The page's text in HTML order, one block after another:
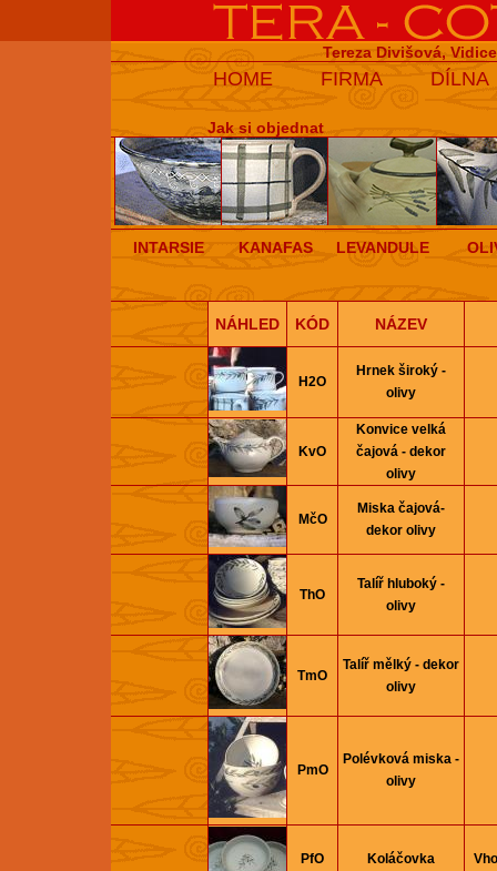
Tereza Divišová,
HOME FIRMA DÍLNA
Jak si objednat
INTARSIE KANAFAS LEVANDULE
NÁHLED KÓD NÁZEV
H2O
Hrnek široký -
olivy
KvO
Konvice velká
čajová - dekor
olivy
MčO
Miska čajová-
dekor olivy
ThO
Talíř hluboký -
olivy
TmO
Talíř mělký - dekor
olivy
PmO
Polévková miska -
olivy
PfO Koláčovka